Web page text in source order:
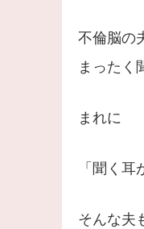
不倫脳の
まったく
まれに
「聞く耳
そんな夫